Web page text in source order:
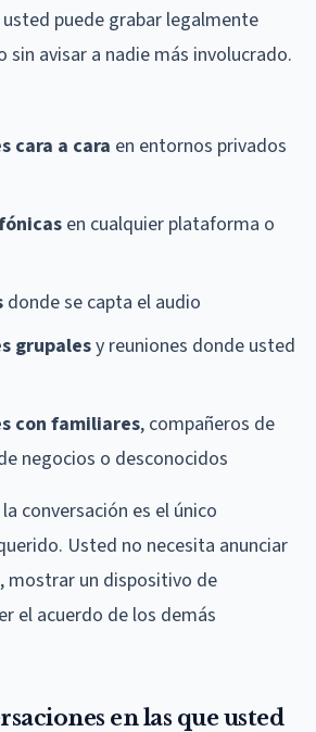
puede grabar legalmente
avisar a nadie más involucrado.
cara a cara en entornos privados
en cualquier plataforma o
donde se capta el audio
grupalesy reuniones donde usted
con familiares, compañeros de
negocios o desconocidos
conversación es el único
Usted no necesita anunciar
mostrar un dispositivo de
el acuerdo de los demás
en las que usted